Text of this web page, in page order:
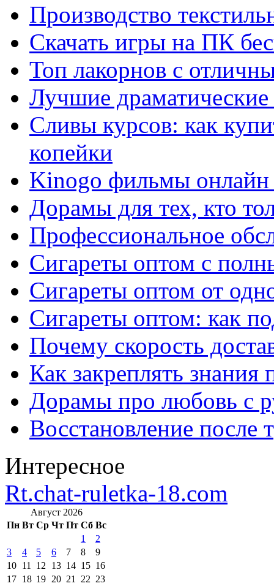
Производство
Скачать игры на ПК
Топ лакорнов с
Лучшие
Сливы курсов: как
копейки
Kinogo фильмы онлайн
Дорамы для тех, кто
Профессиональное
Сигареты оптом с
Сигареты оптом от
Сигареты оптом: как
Почему скорость
Как закреплять знания
Дорамы про любовь с
Восстановление после
Интересное
Rt.chat-ruletka-18.com
Август 2026
Пн Вт Ср Чт Пт Сб Вс
1
2
3
4 5 6 7 8
9
10 11 12 13 14 15 16
17 18 19 20 21 22 23